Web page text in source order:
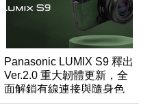
Panasonic LUMIX S9 釋出
Ver.2.0 重大韌體更新，全
面解鎖有線連接與隨身色
調編輯